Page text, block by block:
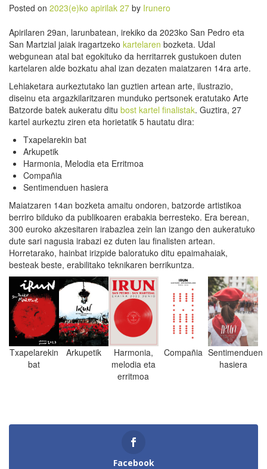
Posted on 2023(e)ko apirilak 27 by Irunero
Apirilaren 29an, larunbatean, irekiko da 2023ko San Pedro eta
San Martzial jaiak iragartzeko kartelaren bozketa. Udal
webgunean atal bat egokituko da herritarrek gustukoen duten
kartelaren alde bozkatu ahal izan dezaten maiatzaren 14ra arte.
Lehiaketara aurkeztutako lan guztien artean arte, ilustrazio,
diseinu eta argazkilaritzaren munduko pertsonek eratutako Arte
Batzorde batek aukeratu ditu bost kartel finalistak. Guztira, 27
kartel aurkeztu ziren eta horietatik 5 hautatu dira:
Txapelarekin bat
Arkupetik
Harmonia, Melodia eta Erritmoa
Compañia
Sentimenduen hasiera
Maiatzaren 14an bozketa amaitu ondoren, batzorde artistikoa
berriro bilduko da publikoaren erabakia berresteko. Era berean,
300 euroko akzesitaren irabazlea zein lan izango den aukeratuko
dute sari nagusia irabazi ez duten lau finalisten artean.
Horretarako, hainbat irizpide baloratuko ditu epaimahaiak,
besteak beste, erabilitako teknikaren berrikuntza.
Txapelarekin
bat
Arkupetik
Harmonia,
melodia eta
erritmoa
Compañia Sentimenduen
hasiera
Facebook